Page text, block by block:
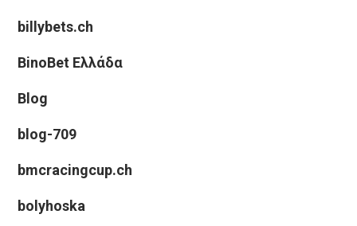
billybets.ch
BinoBet Ελλάδα
Blog
blog-709
bmcracingcup.ch
bolyhoska